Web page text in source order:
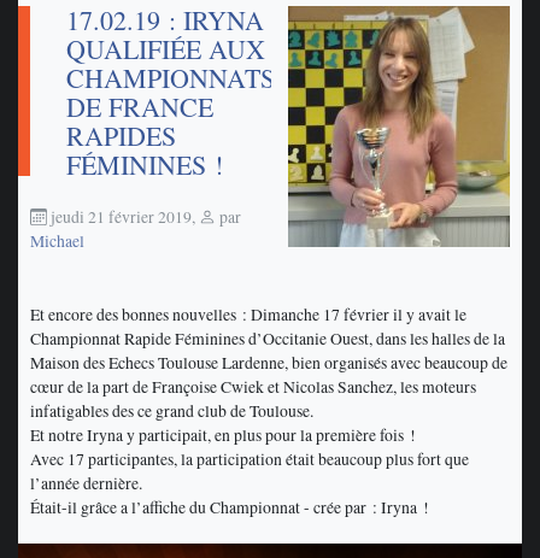
17.02.19 : IRYNA
QUALIFIÉE AUX
CHAMPIONNATS
DE FRANCE
RAPIDES
FÉMININES !
jeudi 21 février 2019,
par
Michael
Et encore des bonnes nouvelles : Dimanche 17 février il y avait le
Championnat Rapide Féminines d’Occitanie Ouest, dans les halles de la
Maison des Echecs Toulouse Lardenne, bien organisés avec beaucoup de
cœur de la part de Françoise Cwiek et Nicolas Sanchez, les moteurs
infatigables des ce grand club de Toulouse.
Et notre Iryna y participait, en plus pour la première fois !
Avec 17 participantes, la participation était beaucoup plus fort que
l’année dernière.
Était-il grâce a l’affiche du Championnat - crée par : Iryna !